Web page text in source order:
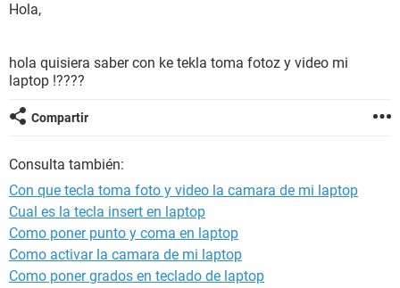
Hola,
hola quisiera saber con ke tekla toma fotoz y video mi
laptop !????
Compartir
Consulta también:
Con que tecla toma foto y video la camara de mi laptop
Cual es la tecla insert en laptop
Como poner punto y coma en laptop
Como activar la camara de mi laptop
Como poner grados en teclado de laptop